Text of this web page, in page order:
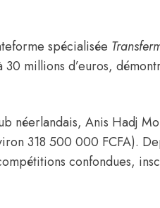
spécialisée
millions d’euros,
néerlandais, Anis Hadj
318 500 000 FCFA).
confondues,